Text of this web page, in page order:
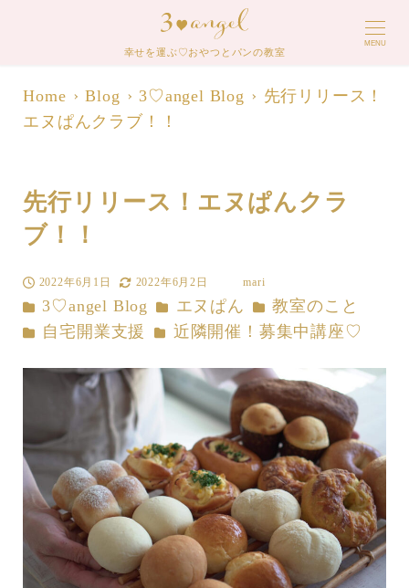
幸せを運ぶ♡おやつとパンの教室
MENU
Home Blog 3♡angel Blog
先行リリース！
エヌぱんクラブ！！
先行リリース！エヌぱんクラ
ブ！！
投稿日
2022年6月1日
更新日
2022年6月2日
者
mari
カテゴリー
3♡angel Blog カテゴリー
エヌぱん カテゴリー
教室のこと
カテゴリー
自宅開業支援 カテゴリー
近隣開催！募集中講座♡